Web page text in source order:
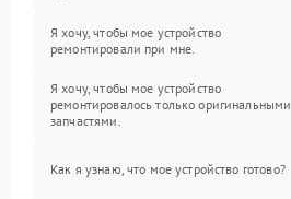
Я хочу, чтобы мое устройство
ремонтировали при мне.
Я хочу, чтобы мое устройство
ремонтировалось только оригинальными
запчастями.
Как я узнаю, что мое устройство готово?